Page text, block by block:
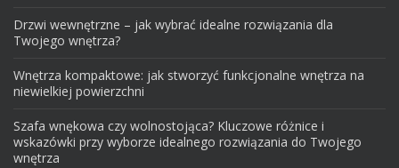
Drzwi wewnętrzne – jak wybrać idealne rozwiązania dla
Twojego wnętrza?
Wnętrza kompaktowe: jak stworzyć funkcjonalne wnętrza na
niewielkiej powierzchni
Szafa wnękowa czy wolnostojąca? Kluczowe różnice i
wskazówki przy wyborze idealnego rozwiązania do Twojego
wnętrza